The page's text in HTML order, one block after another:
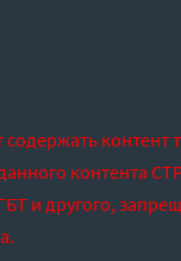
контент
контента
и другого,